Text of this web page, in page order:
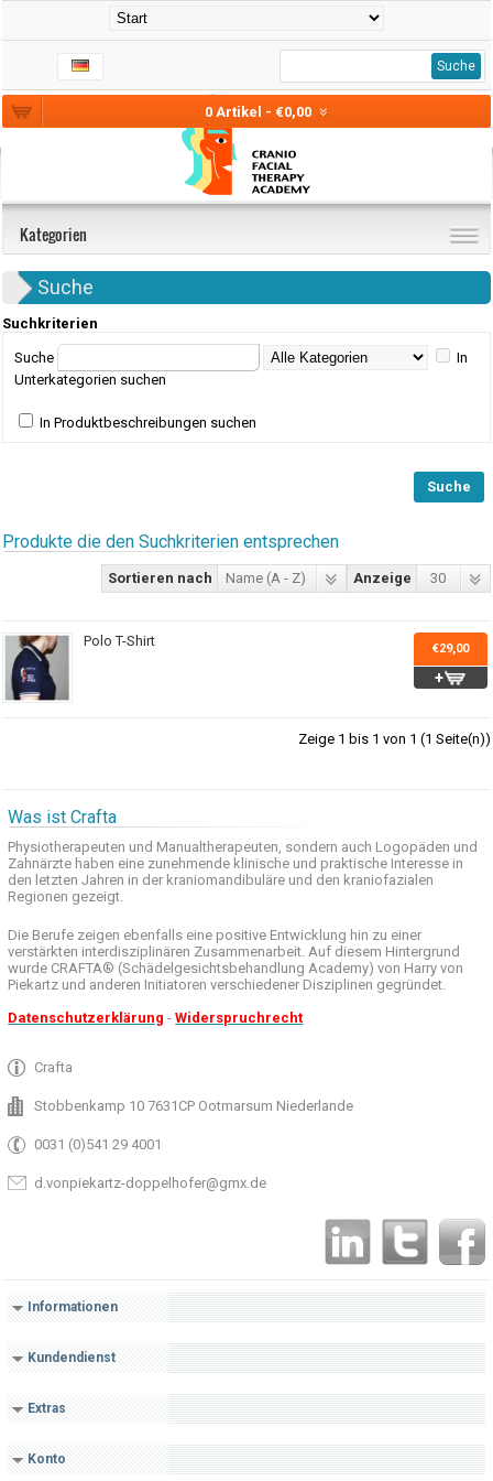
0 Artikel - €0,00
Suche
Kategorien
Suche
Suchkriterien
Suche
In
Unterkategorien suchen
In Produktbeschreibungen suchen
Produkte die den Suchkriterien entsprechen
Anzeige 30
Sortieren nach Name (A - Z)
Polo T-Shirt €29,00
Zeige 1 bis 1 von 1 (1 Seite(n))
Was ist Crafta
Physiotherapeuten und Manualtherapeuten, sondern auch Logopäden und
Zahnärzte haben eine zunehmende klinische und praktische Interesse in
den letzten Jahren in der kraniomandibuläre und den kraniofazialen
Regionen gezeigt.
Die Berufe zeigen ebenfalls eine positive Entwicklung hin zu einer
verstärkten interdisziplinären Zusammenarbeit. Auf diesem Hintergrund
wurde CRAFTA® (Schädelgesichtsbehandlung Academy) von Harry von
Piekartz und anderen Initiatoren verschiedener Disziplinen gegründet.
Datenschutzerklärung -Widerspruchrecht
Crafta
Stobbenkamp 10 7631CP Ootmarsum Niederlande
0031 (0)541 29 4001
d.vonpiekartz-doppelhofer@gmx.de
Informationen
Kundendienst
Extras
Konto